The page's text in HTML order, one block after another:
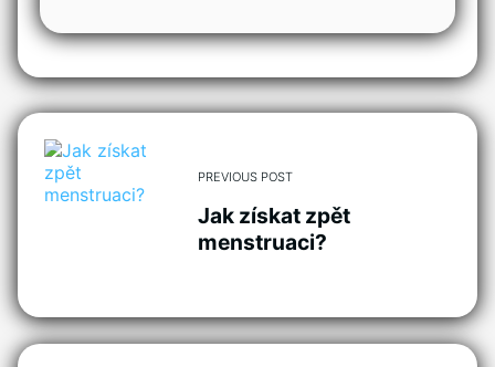
PREVIOUS POST
Jak získat zpět
menstruaci?